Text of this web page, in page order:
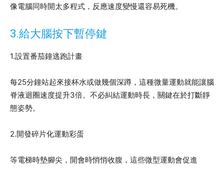
像電腦同時開太多程式，反應速度變慢還容易死機。
3.給大腦按下暫停鍵
1.設置番茄鐘逃跑計畫
每25分鐘站起來接杯水或做幾個深蹲，這種微量運動就能讓腦
脊液迴圈速度提升3倍。不必糾結運動時長，關鍵在於打斷靜
態姿勢。
2.開發碎片化運動彩蛋
等電梯時墊腳尖，開會時悄悄收腹，這些微型運動會促進